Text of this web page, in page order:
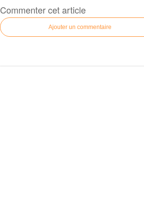
Commenter cet article
Ajouter un commentaire